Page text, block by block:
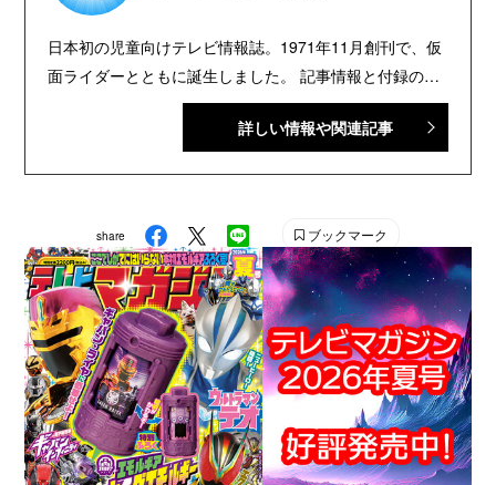
日本初の児童向けテレビ情報誌。1971年11月創刊で、仮
面ライダーとともに誕生しました。 記事情報と付録の詳
細は、YouTubeの『テレビマガジン 公式動画チャンネ
ル』で配信中。講談社発行の幼年・児童・少年・少女向
雑誌です。 【SNS】 X（旧Twitter）：@tele_maga
Instagram：＠tele_maga
詳しい情報や関連記事
share ブックマーク